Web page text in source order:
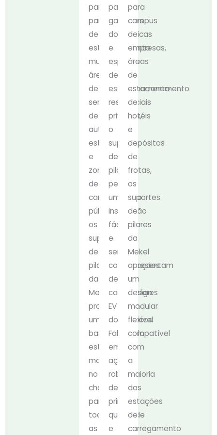
para
parques
de
estacionamento
municipais,
áreas
de
serviço
de
auto-
estradas
e
zonas
de
carregamento
públicas,
os
suportes
de
pilares
da
Mekel
proporcionam
uma
base
estável
montada
no
chão
para
todas
as
para
garagens
domésticas
e
espaços
de
estacionamento
residenciais
privados,
o
suporte
de
pilar
permite
uma
instalação
fácil
e
sem
complicações
de
carregadores
EV
domésticos.
Fabricado
em
aço
robusto
de
primeira
qualidade
e
para
campus
de
empresas,
áreas
de
estacionamento
de
hotéis
e
depósitos
de
frotas,
os
suportes
de
pilares
da
Mekel
apresentam
um
design
modular
flexível
compatível
com
a
maioria
das
estações
de
carregamento